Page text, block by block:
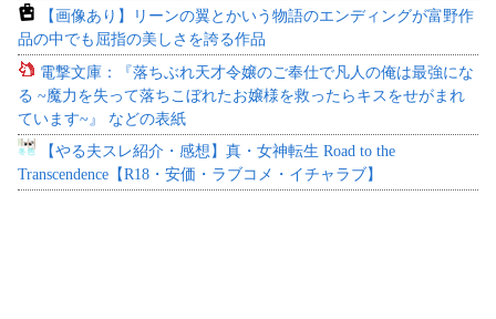
【画像あり】リーンの翼とかいう物語のエンディングが富野作
品の中でも屈指の美しさを誇る作品
電撃文庫：『落ちぶれ天才令嬢のご奉仕で凡人の俺は最強にな
る ~魔力を失って落ちこぼれたお嬢様を救ったらキスをせがまれ
ています~』 などの表紙
【やる夫スレ紹介・感想】真・女神転生 Road to the
Transcendence【R18・安価・ラブコメ・イチャラブ】